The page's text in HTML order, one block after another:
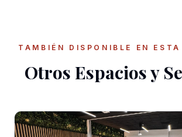
TAMBIÉN DISPONIBLE EN
Otros Espacios y